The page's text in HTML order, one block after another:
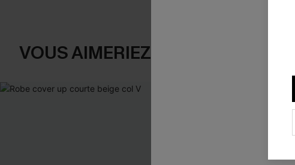
VOUS AIMERIEZ AUSSI